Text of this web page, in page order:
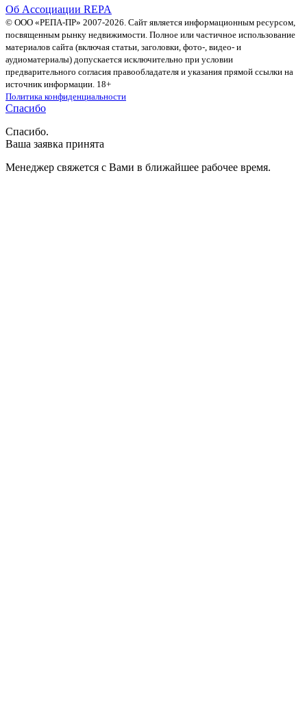
Об Ассоциации REPA
© ООО «РЕПА-ПР» 2007-2026. Сайт является информационным ресурсом,
посвященным рынку недвижимости. Полное или частичное использование
материалов сайта (включая статьи, заголовки, фото-, видео- и
аудиоматериалы) допускается исключительно при условии
предварительного согласия правообладателя и указания прямой ссылки на
источник информации. 18+
Политика конфиденциальности
Спасибо
Спасибо.
Ваша заявка принята
Менеджер свяжется с Вами в ближайшее рабочее время.